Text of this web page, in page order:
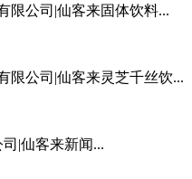
限公司|仙客来固体饮料...
限公司|仙客来灵芝千丝饮...
|仙客来新闻...